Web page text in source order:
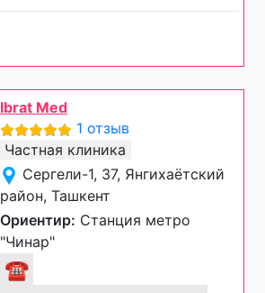
Ibrat Med
1 отзыв
Частная клиника
Сергели-1, 37, Янгихаётский
район, Ташкент
Ориентир: Станция метро
"Чинар"
☎